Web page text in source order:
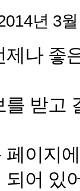
년 3
제나 좋
를 받고
페이지
어 있